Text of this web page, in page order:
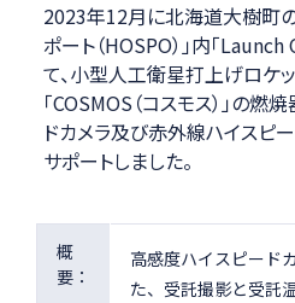
2023年12月に北海道大樹町
ポート（HOSPO）」内「
て、小型人工衛星打上げロケッ
「COSMOS（コスモス）」の
ドカメラ及び赤外線ハイスピ
サポートしました。
概
要：
高感度ハイスピード
た、受託撮影と受託